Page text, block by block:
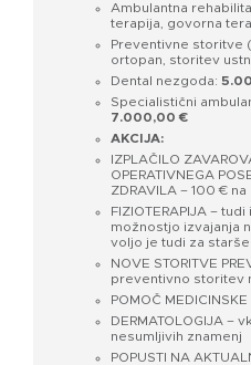
Ambulantna
terapija, govorna
Preventivne storitve
ortopan, storitev
Dental nezgoda:
Specialistični
7.000,00 €
AKCIJA:
IZPLAČILO
OPERATIVNEGA
ZDRAVILA – 100 € na
FIZIOTERAPIJA –
možnostjo izvajanja
voljo je tudi za starše
NOVE STORITVE
preventivno storitev
POMOČ MEDICINSKE
DERMATOLOGIJA –
nesumljivih znamenj
POPUSTI NA